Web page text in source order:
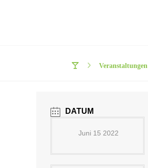
Veranstaltungen
DATUM
Juni 15 2022